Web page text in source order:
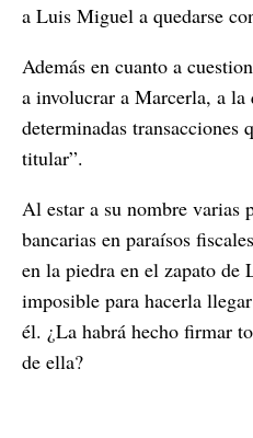
a Luis Miguel a quedarse
Además en cuanto a
a involucrar a Marcerla, a la
determinadas transacciones
titular”.
Al estar a su nombre varias
bancarias en paraísos
en la piedra en el zapato
imposible para hacerla
él. ¿La habrá hecho firmar
de ella?